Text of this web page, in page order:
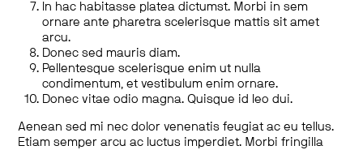
In hac habitasse platea dictumst. Morbi in sem
ornare ante pharetra scelerisque mattis sit amet
arcu.
Donec sed mauris diam.
Pellentesque scelerisque enim ut nulla
condimentum, et vestibulum enim ornare.
Donec vitae odio magna. Quisque id leo dui.
Aenean sed mi nec dolor venenatis feugiat ac eu tellus.
Etiam semper arcu ac luctus imperdiet. Morbi fringilla